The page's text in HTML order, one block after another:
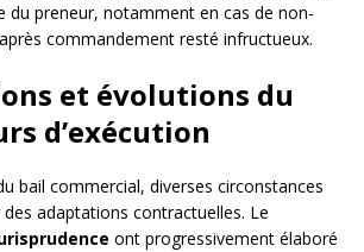
du preneur, notamment en cas de non-
commandement resté infructueux.
et évolutions du
d’exécution
bail commercial, diverses circonstances
adaptations contractuelles. Le
ont progressivement élaboré